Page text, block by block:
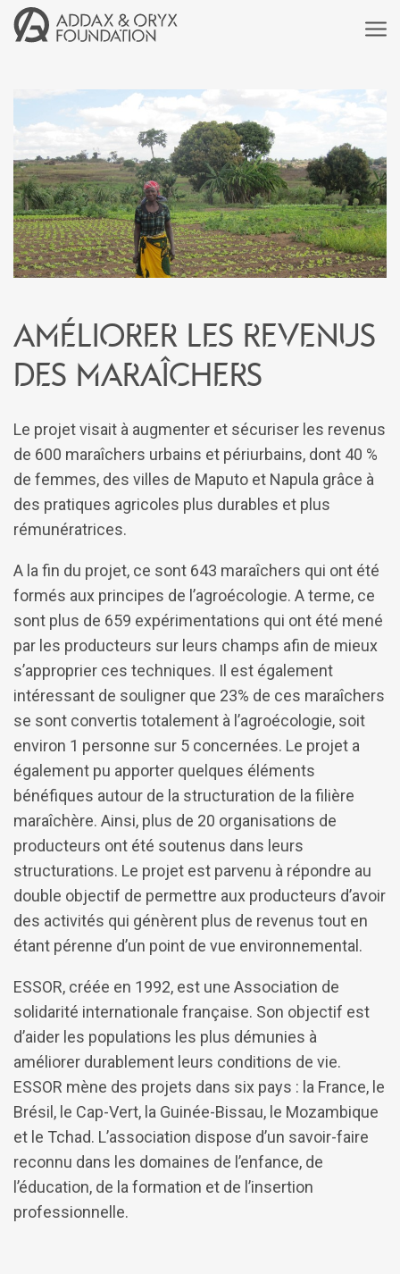
Améliorer les revenus
des maraîchers
Le projet visait à augmenter et sécuriser les revenus
de 600 maraîchers urbains et périurbains, dont 40 %
de femmes, des villes de Maputo et Napula grâce à
des pratiques agricoles plus durables et plus
rémunératrices.
A la fin du projet, ce sont 643 maraîchers qui ont été
formés aux principes de l’agroécologie. A terme, ce
sont plus de 659 expérimentations qui ont été mené
par les producteurs sur leurs champs afin de mieux
s’approprier ces techniques. Il est également
intéressant de souligner que 23% de ces maraîchers
se sont convertis totalement à l’agroécologie, soit
environ 1 personne sur 5 concernées. Le projet a
également pu apporter quelques éléments
bénéfiques autour de la structuration de la filière
maraîchère. Ainsi, plus de 20 organisations de
producteurs ont été soutenus dans leurs
structurations. Le projet est parvenu à répondre au
double objectif de permettre aux producteurs d’avoir
des activités qui génèrent plus de revenus tout en
étant pérenne d’un point de vue environnemental.
ESSOR, créée en 1992, est une Association de
solidarité internationale française. Son objectif est
d’aider les populations les plus démunies à
améliorer durablement leurs conditions de vie.
ESSOR mène des projets dans six pays : la France, le
Brésil, le Cap-Vert, la Guinée-Bissau, le Mozambique
et le Tchad. L’association dispose d’un savoir-faire
reconnu dans les domaines de l’enfance, de
l’éducation, de la formation et de l’insertion
professionnelle.